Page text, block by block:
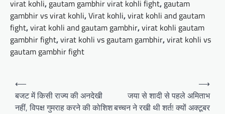
virat kohli, gautam gambhir virat kohli fight, gautam
gambhir vs virat kohli,Virat kohli,virat kohli and gautam
fight,virat kohli and gautam gambhir,virat kohli gautam
gambhir fight,virat kohli vs gautam gambhir,virat kohli vs
gautam gambhir fight
Post
navigation
⟵
बजट में किसी राज्य की अनदेखी
नहीं, विपक्ष गुमराह करने की कोशिश
जया से शादी से पहले अमिताभ
बच्चन ने रखी थी शर्त! क्यों अक्टूबर
⟶